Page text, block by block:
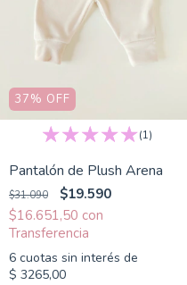
37% OFF
(1)
Pantalón de Plush Arena
$31.090
$19.590
$16.651,50 con
6 cuotas sin interés de
$ 3265,00